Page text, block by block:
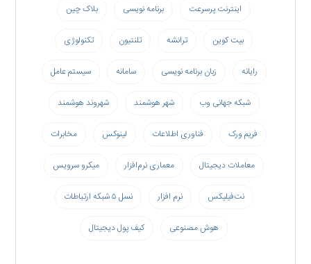
اینترنت پرسرعت برنامه نویسی بلاک چین
بیت کوین ترانشه تلنتیون تکنولوژی
رایانه زبان برنامه نویسی سامانه سیستم عامل
شبکه جهانی وب شهر هوشمند شهروند هوشمند
فریم ورک فناوری اطلاعات لینوکس مخابرات
معاملات دیجیتال معماری نرم‌افزار میکرو سرویس
نت‌فیلیکس نرم افزار نسل ۵ شبکه ارتباطات
هوش مصنوعی کیف پول دیجیتال